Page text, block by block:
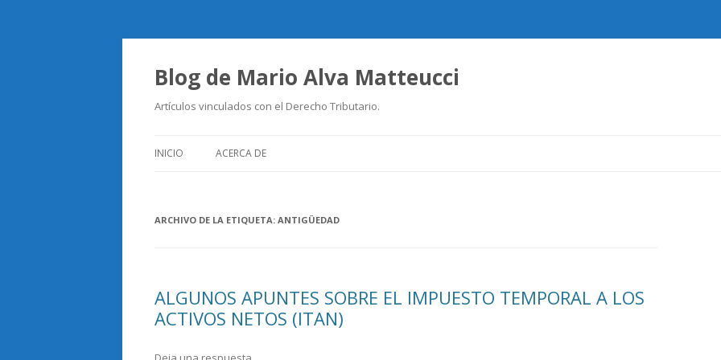
Blog de Mario Alva Matteucci
Artículos vinculados con el Derecho Tributario.
INICIO ACERCA DE
ARCHIVO DE LA ETIQUETA: ANTIGÜEDAD
ALGUNOS APUNTES SOBRE EL IMPUESTO TEMPORAL A LOS
ACTIVOS NETOS (ITAN)